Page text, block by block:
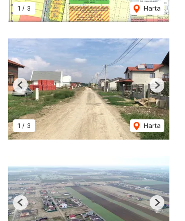
1 / 3 Harta
1 / 3 Harta
Previous Next
Previous Next